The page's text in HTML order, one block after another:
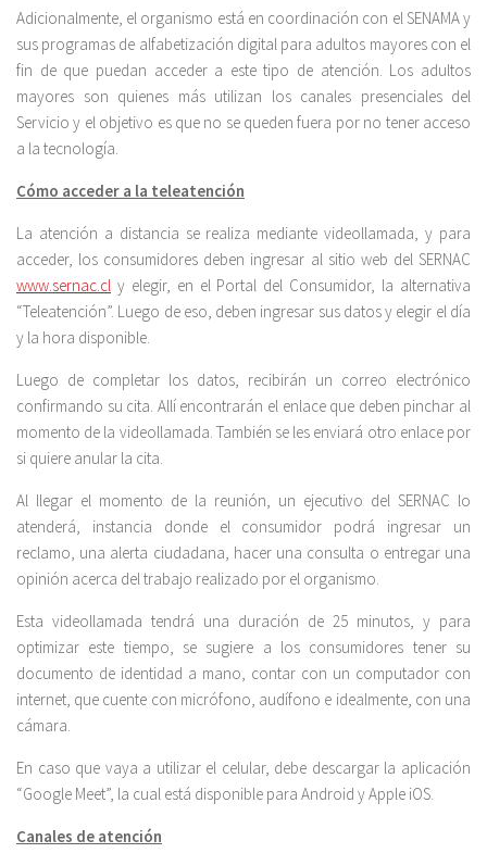
Adicionalmente, el organismo está en coordinación con el SENAMA y
sus programas de alfabetización digital para adultos mayores con el
fin de que puedan acceder a este tipo de atención. Los adultos
mayores son quienes más utilizan los canales presenciales del
Servicio y el objetivo es que no se queden fuera por no tener acceso
a la tecnología.
Cómo acceder a la teleatención
La atención a distancia se realiza mediante videollamada, y para
acceder, los consumidores deben ingresar al sitio web del SERNAC
www.sernac.cl y elegir, en el Portal del Consumidor, la alternativa
“Teleatención”. Luego de eso, deben ingresar sus datos y elegir el día
y la hora disponible.
Luego de completar los datos, recibirán un correo electrónico
confirmando su cita. Allí encontrarán el enlace que deben pinchar al
momento de la videollamada. También se les enviará otro enlace por
si quiere anular la cita.
Al llegar el momento de la reunión, un ejecutivo del SERNAC lo
atenderá, instancia donde el consumidor podrá ingresar un
reclamo, una alerta ciudadana, hacer una consulta o entregar una
opinión acerca del trabajo realizado por el organismo.
Esta videollamada tendrá una duración de 25 minutos, y para
optimizar este tiempo, se sugiere a los consumidores tener su
documento de identidad a mano, contar con un computador con
internet, que cuente con micrófono, audífono e idealmente, con una
cámara.
En caso que vaya a utilizar el celular, debe descargar la aplicación
“Google Meet”, la cual está disponible para Android y Apple iOS.
Canales de atención